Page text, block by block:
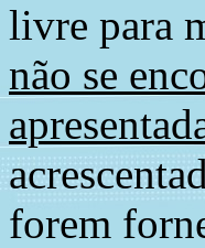
livre para
não se
forem